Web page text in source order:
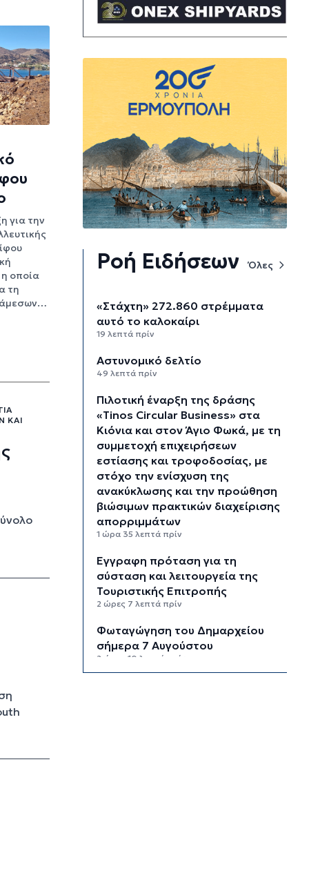
για την
οποία
τη
άμεσων…
ΚΑΙ
Ροή Ειδήσεων Όλες
«Στάχτη» 272.860 στρέμματα
αυτό το καλοκαίρι
19 λεπτά πρίν
Αστυνομικό δελτίο
49 λεπτά πρίν
Πιλοτική έναρξη της δράσης
«Tinos Circular Business» στα
Κιόνια και στον Άγιο Φωκά, με τη
συμμετοχή επιχειρήσεων
εστίασης και τροφοδοσίας, με
στόχο την ενίσχυση της
ανακύκλωσης και την προώθηση
βιώσιμων πρακτικών διαχείρισης
απορριμμάτων
1 ώρα 35 λεπτά πρίν
Έγγραφη πρόταση για τη
σύσταση και λειτουργεία της
Τουριστικής Επιτροπής
2 ώρες 7 λεπτά πρίν
Φωταγώγηση του Δημαρχείου
σήμερα 7 Αυγούστου
2 ώρες 10 λεπτά πρίν